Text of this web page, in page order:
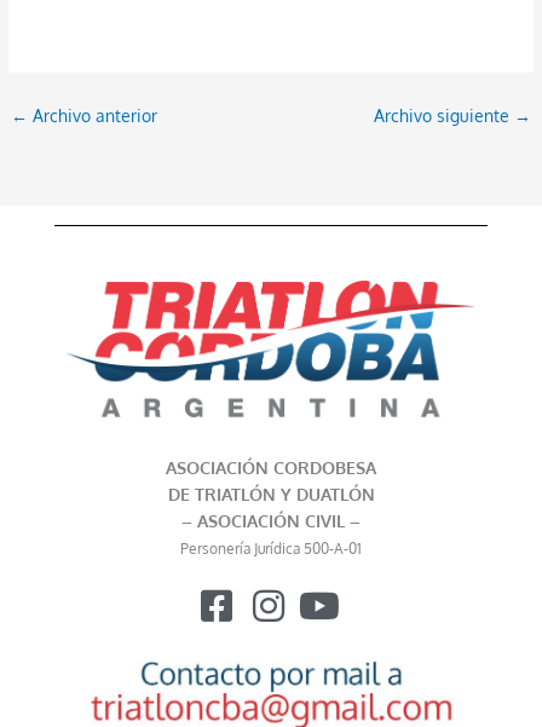
← Archivo anterior Archivo siguiente →
ASOCIACIÓN CORDOBESA
DE TRIATLÓN Y DUATLÓN
– ASOCIACIÓN CIVIL –
Personería Jurídica 500-A-01